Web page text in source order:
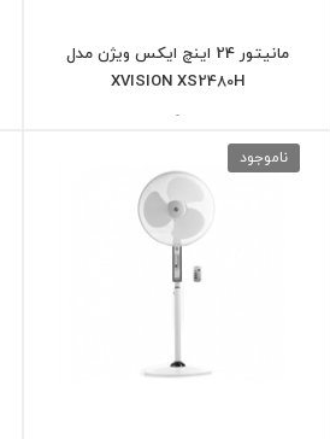
مانیتور 24 اینچ ایکس ویژن مدل
XVISION XS2480H
-
ناموجود